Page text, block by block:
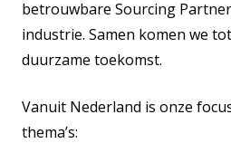
betrouwbare Sourcing
industrie. Samen komen we
duurzame toekomst.
Vanuit Nederland is onze
thema’s: